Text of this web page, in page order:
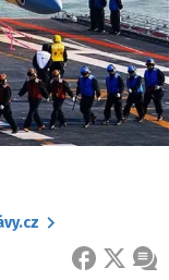
FACEBOOK
X